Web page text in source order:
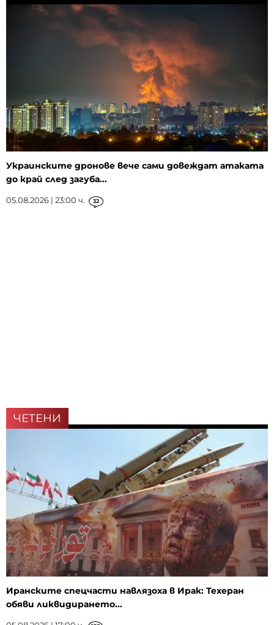
Украинските дронове вече сами довеждат атаката
до край след загуба...
05.08.2026 | 23:00 ч. 32
ЧЕТЕНИ
Иранските спецчасти навлязоха в Ирак: Техеран
обяви ликвидирането...